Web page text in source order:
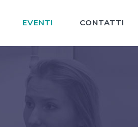
EVENTI CONTATTI